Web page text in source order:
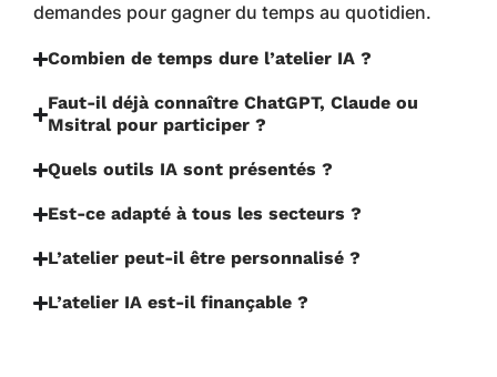
demandes pour gagner du temps au quotidien.
Combien de temps dure l’atelier IA ?
Faut-il déjà connaître ChatGPT, Claude ou
Msitral pour participer ?
Quels outils IA sont présentés ?
Est-ce adapté à tous les secteurs ?
L’atelier peut-il être personnalisé ?
L’atelier IA est-il finançable ?